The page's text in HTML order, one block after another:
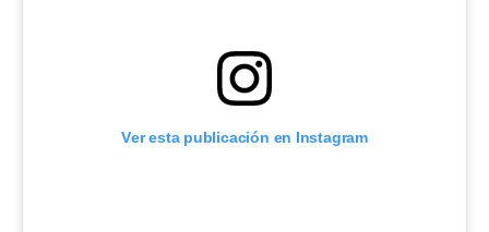
Ver esta publicación en Instagram